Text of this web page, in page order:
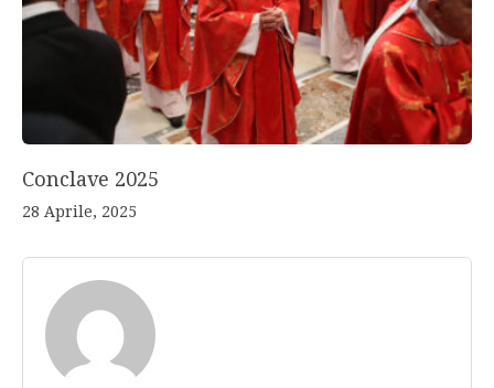
Conclave 2025
28 Aprile, 2025